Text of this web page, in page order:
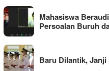
Mahasiswa
Persoalan Buruh
Baru Dilantik,